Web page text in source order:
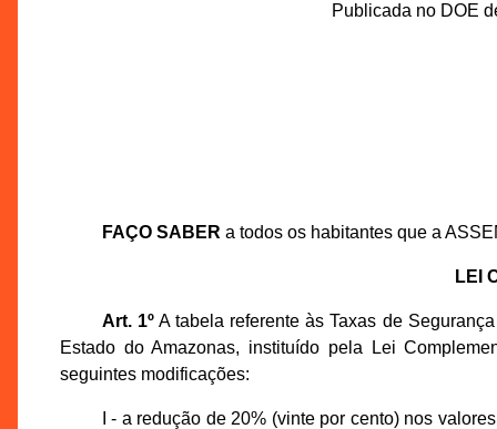
Publicada no DOE
FAÇO SABER a todos os habitantes que a
LEI
Art. 1ºA tabela referente às Taxas de
Estado do Amazonas, instituído pela Lei
seguintes modificações:
I - a redução de 20% (vinte por cento) nos